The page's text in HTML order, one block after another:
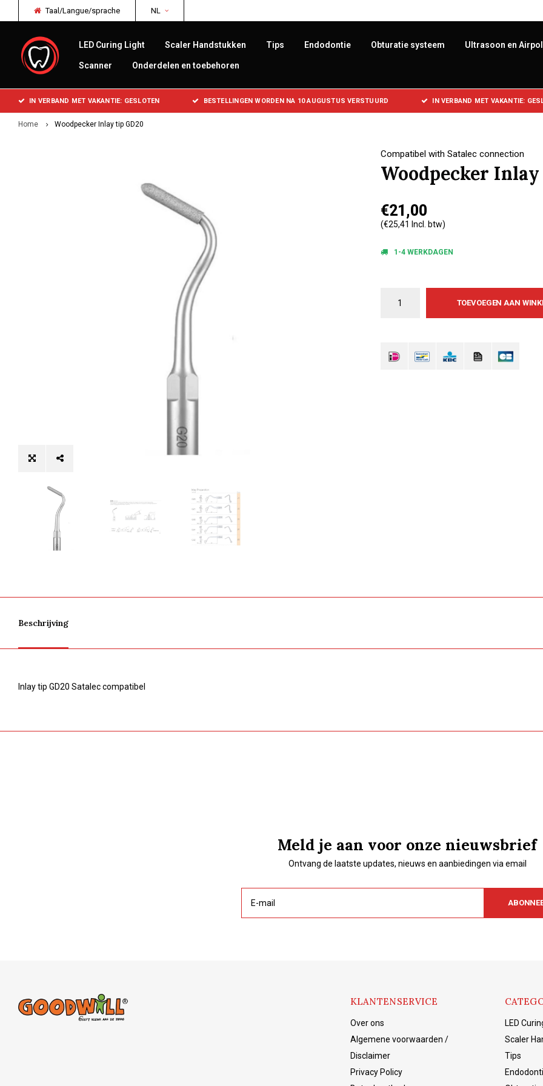
Taal/Langue/sprache NL
LED Curing Light Scaler Handstukken Tips Endodontie Obturatie systeem Ultrasoon en
Scanner Onderdelen en toebehoren
IN VERBAND MET VAKANTIE: GESLOTEN BESTELLINGEN WORDEN NA 10 AUGUSTUS VERSTUURD IN VERBAND MET VAKANTIE:
Home Woodpecker Inlay tip GD20
Compatibel with Satalec connection
Woodpecker
€21,00
(€25,41 Incl. btw)
1-4 WERKDAGEN
TOEVOEGEN AAN
Beschrijving
Inlay tip GD20 Satalec compatibel
Meld je aan voor onze nieuwsbrief
Ontvang de laatste updates, nieuws en aanbiedingen via email
KLANTENSERVICE
Over ons
Algemene voorwaarden /
Disclaimer
Privacy Policy
LED
Scaler
Tips